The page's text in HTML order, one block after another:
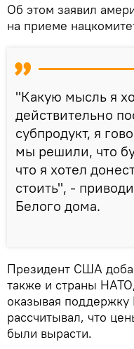
Об этом заявил
на приеме
"Какую мысль я
действительно
субпродукт, я
мы решили, что
что я хотел
стоить", -
Белого дома.
Президент США
также и страны
оказывая
рассчитывал, что
были вырасти.